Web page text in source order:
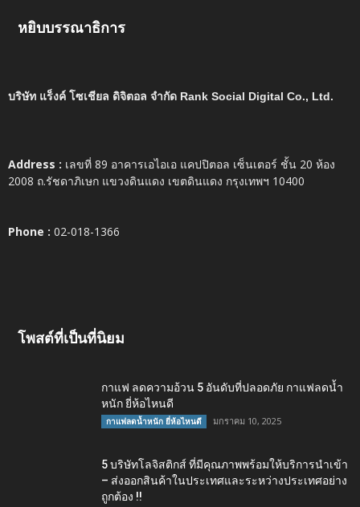
หยิบบรรณาธิการ
บริษัท แร็งค์ โซเชียล ดิจิตอล จำกัด Rank Social Digital Co., Ltd.
Address : เลขที่ 89 อาคารเอไอเอ แคปปิตอล เซ็นเตอร์ ชั้น 20 ห้อง
2008 ถ.รัชดาภิเษก แขวงดินแดง เขตดินแดง กรุงเทพฯ 10400
Phone : 02-018-1366
โพสต์ที่เป็นที่นิยม
กาแฟ ลดความอ้วน 5 อันดับที่ปลอดภัย กาแฟลดน้ำ
หนัก ยี่ห้อไหนดี
กาแฟลดน้ำหนัก ยี่ห้อไหนดี มกราคม 10, 2025
5 บริษัทโลจิสติกส์ ที่มีคุณภาพพร้อมให้บริการนำเข้า
– ส่งออกสินค้าในประเทศและระหว่างประเทศอย่าง
ถูกต้อง !!